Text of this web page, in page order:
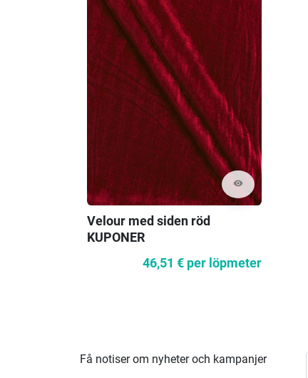
visibility
Velour med siden röd
KUPONER
46,51 € per löpmeter
Få notiser om nyheter och kampanjer